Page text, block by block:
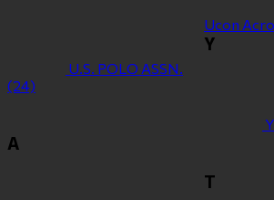
U.S. POLO ASSN.
(24)
Ucon
Y
Α
Τ